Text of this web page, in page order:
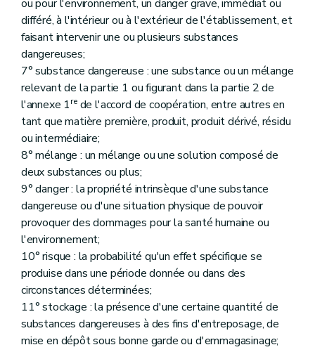
Art. 256
Art. 257
Art. 258
Art. 259
Art. 260
Art. 261
Art. 262
Art. 263
Art. 264
Art. 265
Art. 266
Sous-section 4 Explosifs
Art. 267
Sous-section 5 Air
Art. 268
Art. 269
Art. 270
Art. 271
Art. 272
Art. 273
Sous-section 5 Dispositions diverses
Art. 274
Art. 275
Art. 276
Section 2 Dispositions finales
Art. 277
ou pour l'environnement, un danger grave, immédiat ou
différé, à l'intérieur ou à l'extérieur de l'établissement, et
faisant intervenir une ou plusieurs substances
dangereuses;
7° substance dangereuse : une substance ou un mélange
relevant de la partie 1 ou figurant dans la partie 2 de
l'annexe 1rede l'accord de coopération, entre autres en
tant que matière première, produit, produit dérivé, résidu
ou intermédiaire;
8° mélange : un mélange ou une solution composé de
deux substances ou plus;
9° danger : la propriété intrinsèque d'une substance
dangereuse ou d'une situation physique de pouvoir
provoquer des dommages pour la santé humaine ou
l'environnement;
10° risque : la probabilité qu'un effet spécifique se
produise dans une période donnée ou dans des
circonstances déterminées;
11° stockage : la présence d'une certaine quantité de
substances dangereuses à des fins d'entreposage, de
mise en dépôt sous bonne garde ou d'emmagasinage;